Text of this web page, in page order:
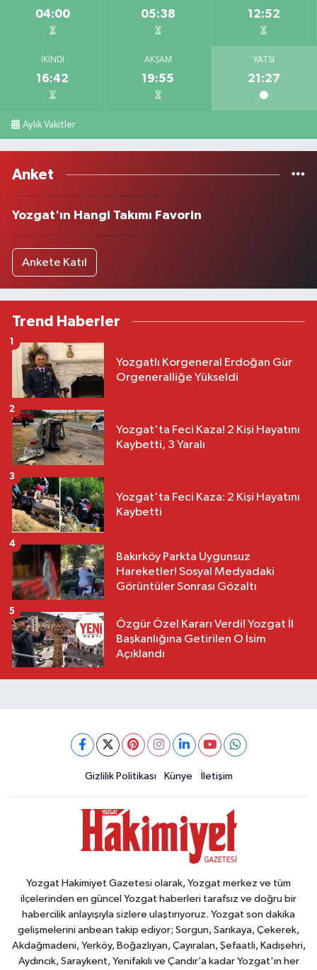
04:00 05:38 12:52
İKINDI
16:42
AKŞAM
19:55
YATSI
21:27
Aylık Vakitler
Anket
Yozgat'ın Hangi Takımı Favorin
Ankete Katıl
Trend Haberler
Yozgatlı Korgeneral Erdoğan Gür
Orgeneralliğe Yükseldi
1
Yozgat'ta Feci Kaza! 2 Kişi Hayatını
Kaybetti, 3 Yaralı
2
Yozgat'ta Feci Kaza: 2 Kişi Hayatını
Kaybetti
3
Bakırköy Parkta Uygunsuz
Hareketler! Sosyal Medyadaki
Görüntüler Sonrası Gözaltı
4
Özgür Özel Kararı Verdi! Yozgat İl
Başkanlığına Getirilen O İsim
Açıklandı
5
Gizlilik Politikası Künye İletişim
Yozgat Hakimiyet Gazetesi olarak, Yozgat merkez ve tüm
ilçelerinden en güncel Yozgat haberleri tarafsız ve doğru bir
habercilik anlayışıyla sizlere ulaştırıyoruz. Yozgat son dakika
gelişmelerini anbean takip ediyor; Sorgun, Sarıkaya, Çekerek,
Akdağmadeni, Yerköy, Boğazlıyan, Çayıralan, Şefaatli, Kadışehri,
Aydıncık, Saraykent, Yenifakılı ve Çandır’a kadar Yozgat'ın her